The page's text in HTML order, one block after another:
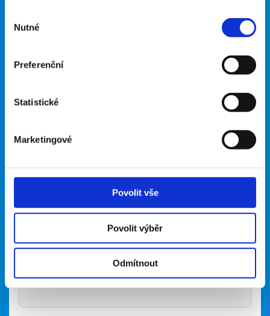
souhlasu
Nutné
Preferenční
Statistické
Marketingové
Povolit vše
Povolit výběr
Odmítnout
+420 739 126 946
E-mail